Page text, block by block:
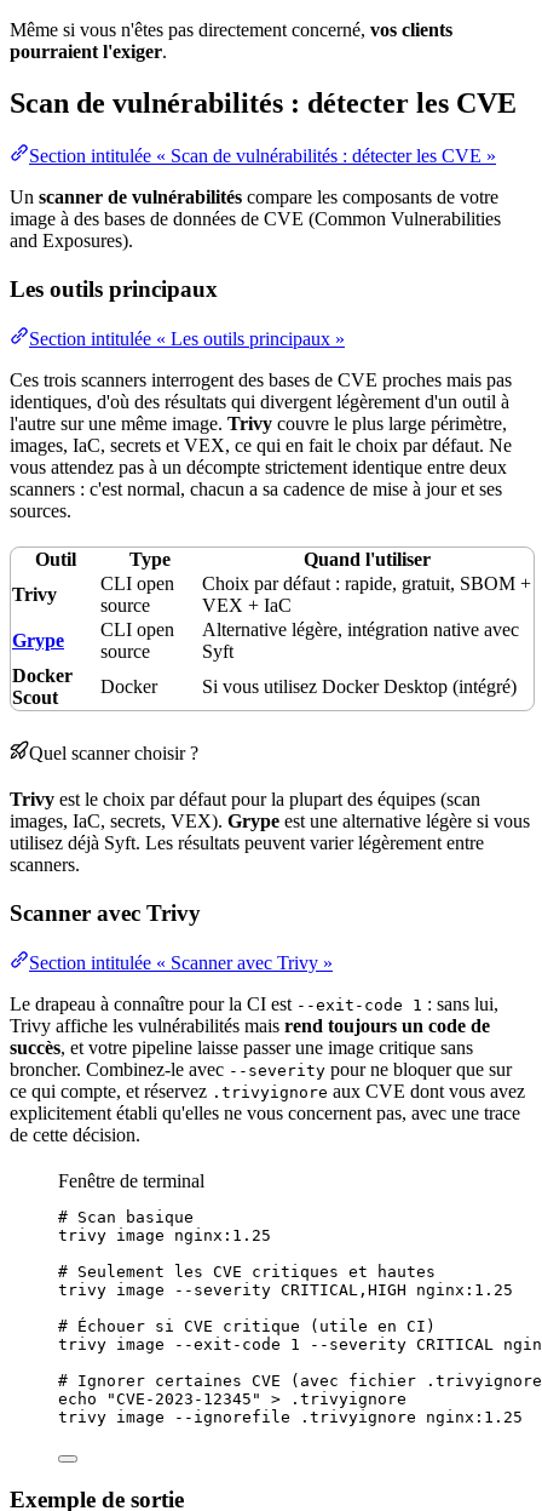
Même si vous n'êtes pas directement concerné, vos clients
pourraient l'exiger.
Scan de vulnérabilités : détecter les CVE
Section intitulée « Scan de vulnérabilités : détecter les CVE »
Un scanner de vulnérabilités compare les composants de votre
image à des bases de données de CVE (Common Vulnerabilities
and Exposures).
Les outils principaux
Section intitulée « Les outils principaux »
Ces trois scanners interrogent des bases de CVE proches mais pas
identiques, d'où des résultats qui divergent légèrement d'un outil à
l'autre sur une même image. Trivy couvre le plus large périmètre,
images, IaC, secrets et VEX, ce qui en fait le choix par défaut. Ne
vous attendez pas à un décompte strictement identique entre deux
scanners : c'est normal, chacun a sa cadence de mise à jouret ses
sources.
Outil Type
Quand l'utiliser
Trivy
CLI open
source
Choix par défaut : rapide, gratuit, SBOM +
VEX + IaC
Grype
CLI open
source
Alternative légère, intégration native avec
Syft
Docker
Scout
Docker Si vous utilisez Docker Desktop (intégré)
Quel scanner choisir ?
Trivy est le choix par défaut pour la plupart des équipes (scan
images, IaC, secrets, VEX). Grype est une alternative légère si vous
utilisez déjà Syft. Les résultats peuvent varier légèrement entre
scanners.
Scanner avec Trivy
Section intitulée « Scanner avec Trivy »
Le drapeau à connaître pour la CI est --exit-code 1 : sans lui,
Trivy affiche les vulnérabilités mais rend toujours un code de
succès, et votre pipeline laisse passer une image critique sans
broncher. Combinez-le avec --severity pour ne bloquer que sur
ce qui compte, et réservez .trivyignore aux CVE dont vous avez
explicitement établi qu'elles ne vous concernent pas, avec une trace
de cette décision.
Fenêtre de terminal
# Scan basique
trivy image
nginx:1.25
# Seulement les CVE critiques et hautes
trivy image --severity CRITICAL,HIGH
nginx:1.25
# Échouer si CVE critique (utile en CI)
trivy image --exit-code 1 --severity CRITICAL
# Ignorer certaines CVE (avec fichier
echo
"CVE-2023-12345 " >
.trivyignore
trivy image --ignorefile .trivyignore nginx:1.25
Exemple de sortie